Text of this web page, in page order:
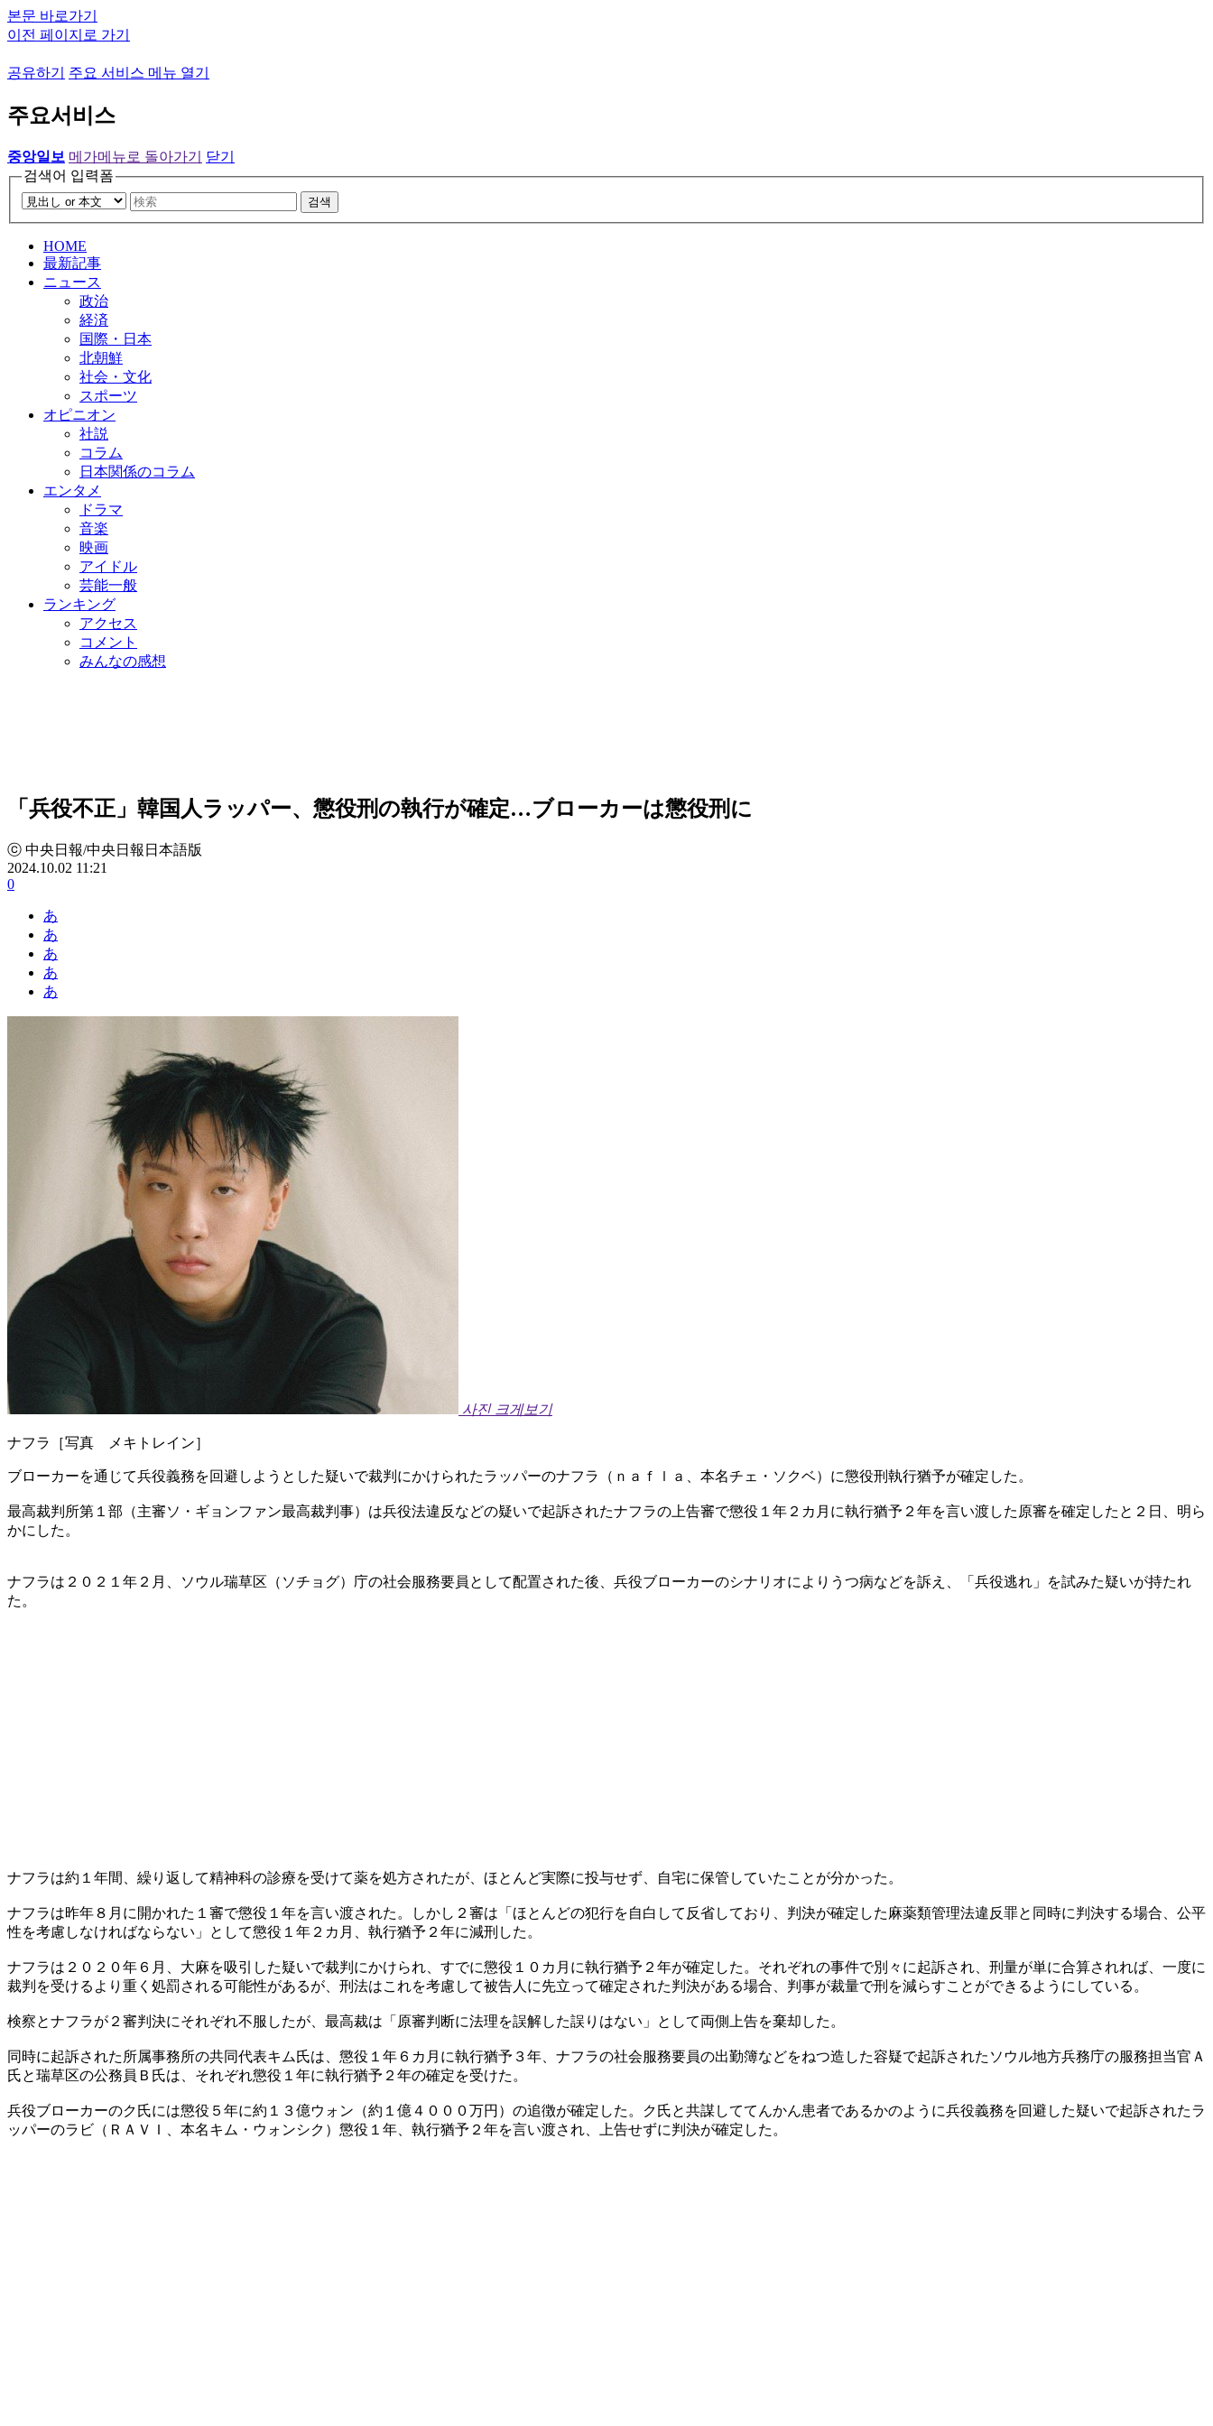
본문 바로가기
이전 페이지로 가기
공유하기 주요 서비스 메뉴 열기
주요서비스
중앙일보 메가메뉴로 돌아가기
닫기
검색어 입력폼
검색
HOME
最新記事
ニュース
政治
経済
国際・日本
北朝鮮
社会・文化
スポーツ
オピニオン
社説
コラム
日本関係のコラム
エンタメ
ドラマ
音楽
映画
アイドル
芸能一般
ランキング
アクセス
コメント
みんなの感想
「兵役不正」韓国人ラッパー、懲役刑の執行が確定…ブローカーは懲役刑に
ⓒ 中央日報/中央日報日本語版
2024.10.02 11:21
0
あ
あ
あ
あ
あ
사진 크게보기
ナフラ［写真 メキトレイン］
ブローカーを通じて兵役義務を回避しようとした疑いで裁判にかけられたラッパーのナフラ（ｎａｆｌａ、本名チェ・ソクベ）に懲役刑執行猶予が確定した。
最高裁判所第１部（主審ソ・ギョンファン最高裁判事）は兵役法違反などの疑いで起訴されたナフラの上告審で懲役１年２カ月に執行猶予２年を言い渡した原審を確定したと２日、明ら
かにした。
ナフラは２０２１年２月、ソウル瑞草区（ソチョグ）庁の社会服務要員として配置された後、兵役ブローカーのシナリオによりうつ病などを訴え、「兵役逃れ」を試みた疑いが持たれ
た。
ナフラは約１年間、繰り返して精神科の診療を受けて薬を処方されたが、ほとんど実際に投与せず、自宅に保管していたことが分かった。
ナフラは昨年８月に開かれた１審で懲役１年を言い渡された。しかし２審は「ほとんどの犯行を自白して反省しており、判決が確定した麻薬類管理法違反罪と同時に判決する場合、公平
性を考慮しなければならない」として懲役１年２カ月、執行猶予２年に減刑した。
ナフラは２０２０年６月、大麻を吸引した疑いで裁判にかけられ、すでに懲役１０カ月に執行猶予２年が確定した。それぞれの事件で別々に起訴され、刑量が単に合算されれば、一度に
裁判を受けるより重く処罰される可能性があるが、刑法はこれを考慮して被告人に先立って確定された判決がある場合、判事が裁量で刑を減らすことができるようにしている。
検察とナフラが２審判決にそれぞれ不服したが、最高裁は「原審判断に法理を誤解した誤りはない」として両側上告を棄却した。
同時に起訴された所属事務所の共同代表キム氏は、懲役１年６カ月に執行猶予３年、ナフラの社会服務要員の出勤簿などをねつ造した容疑で起訴されたソウル地方兵務庁の服務担当官Ａ
氏と瑞草区の公務員Ｂ氏は、それぞれ懲役１年に執行猶予２年の確定を受けた。
兵役ブローカーのク氏には懲役５年に約１３億ウォン（約１億４０００万円）の追徴が確定した。ク氏と共謀しててんかん患者であるかのように兵役義務を回避した疑いで起訴されたラ
ッパーのラビ（ＲＡＶＩ、本名キム・ウォンシク）懲役１年、執行猶予２年を言い渡され、上告せずに判決が確定した。